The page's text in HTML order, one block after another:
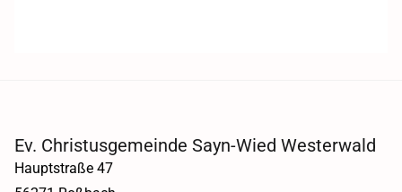
Ev. Christusgemeinde Sayn-Wied Westerwald
Hauptstraße 47